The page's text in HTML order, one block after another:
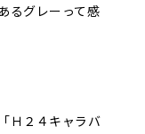
るグレーって感
Ｈ２４キャラバ